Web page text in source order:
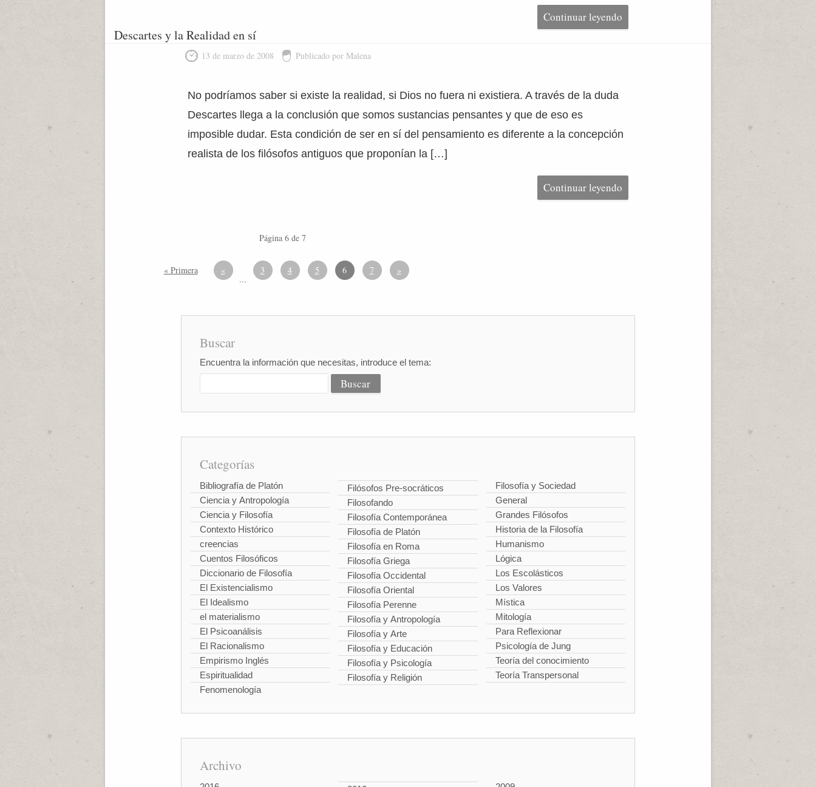
Continuar leyendo
Descartes y la Realidad en sí
13 de marzo de 2008 Publicado por Malena
No podríamos saber si existe la realidad, si Dios no fuera ni existiera. A través de la duda
Descartes llega a la conclusión que somos sustancias pensantes y que de eso es
imposible dudar. Esta condición de ser en sí del pensamiento es diferente a la concepción
realista de los filósofos antiguos que proponían la […]
Continuar leyendo
Página 6 de 7
« Primera «
...
3 4 5 6 7 »
Buscar
Encuentra la información que necesitas, introduce el tema:
Categorías
Bibliografía de Platón
Ciencia y Antropología
Ciencia y Filosofía
Contexto Histórico
creencias
Cuentos Filosóficos
Diccionario de Filosofía
El Existencialismo
El Idealismo
el materialismo
El Psicoanálisis
El Racionalismo
Empirismo Inglés
Espiritualidad
Fenomenología
Filósofos Pre-socráticos
Filosofando
Filosofía Contemporánea
Filosofía de Platón
Filosofía en Roma
Filosofía Griega
Filosofía Occidental
Filosofía Oriental
Filosofía Perenne
Filosofía y Antropología
Filosofía y Arte
Filosofía y Educación
Filosofía y Psicología
Filosofía y Religión
Filosofía y Sociedad
General
Grandes Filósofos
Historia de la Filosofía
Humanismo
Lógica
Los Escolásticos
Los Valores
Mística
Mitología
Para Reflexionar
Psicología de Jung
Teoría del conocimiento
Teoría Transpersonal
Archivo